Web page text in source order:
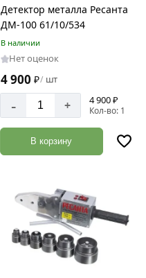
Детектор металла Ресанта
ДМ-100 61/10/534
В наличии
Нет оценок
4 900 ₽/ шт
- + 4 900 ₽
Кол-во: 1
В корзину